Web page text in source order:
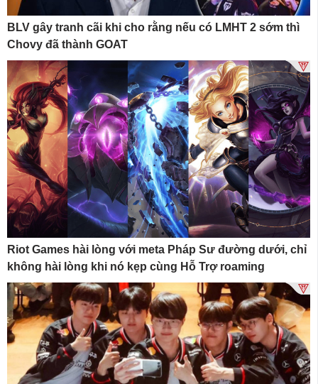
BLV gây tranh cãi khi cho rằng nếu có LMHT 2 sớm thì
Chovy đã thành GOAT
Riot Games hài lòng với meta Pháp Sư đường dưới, chỉ
không hài lòng khi nó kẹp cùng Hỗ Trợ roaming